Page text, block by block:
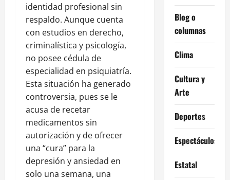
identidad profesional sin
respaldo. Aunque cuenta
con estudios en derecho,
criminalística y psicología,
no posee cédula de
especialidad en psiquiatría.
Esta situación ha generado
controversia, pues se le
acusa de recetar
medicamentos sin
autorización y de ofrecer
una “cura” para la
depresión y ansiedad en
solo una semana, una
Blog o
columnas
Clima
Cultura y
Arte
Deportes
Espectáculos
Estatal